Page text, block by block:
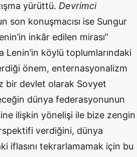
yürüttü. Devrimci
son konuşmacısı ise Sungur
’in inkâr edilen mirası”
Lenin’in köylü toplumlarındaki
önem, enternasyonalizm
bir devlet olarak Sovyet
in dünya federasyonunun
ilişkin yönelişi ile bize zengin
verdiğini, dünya
iflasını tekrarlamamak için bu